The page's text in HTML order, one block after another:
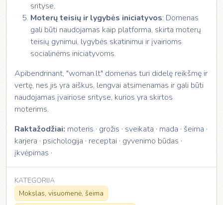
srityse.
Moterų teisių ir lygybės iniciatyvos: Domenas
gali būti naudojamas kaip platforma, skirta moterų
teisių gynimui, lygybės skatinimui ir įvairioms
socialinėms iniciatyvoms.
Apibendrinant, "woman.lt" domenas turi didelę reikšmę ir
vertę, nes jis yra aiškus, lengvai atsimenamas ir gali būti
naudojamas įvairiose srityse, kurios yra skirtos
moterims.
Raktažodžiai: moteris · grožis · sveikata · mada · šeima ·
karjera · psichologija · receptai · gyvenimo būdas ·
įkvėpimas ·
KATEGORIJA
Mokslas, visuomenė, šeima